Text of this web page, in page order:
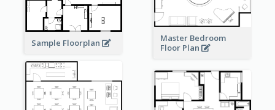
Sample Floorplan
Master Bedroom
Floor Plan